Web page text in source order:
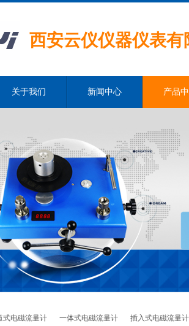
西安云仪仪器仪表有
关于我们 新闻中心 产品
式电磁流量计 一体式电磁流量计 插入式电磁流量计